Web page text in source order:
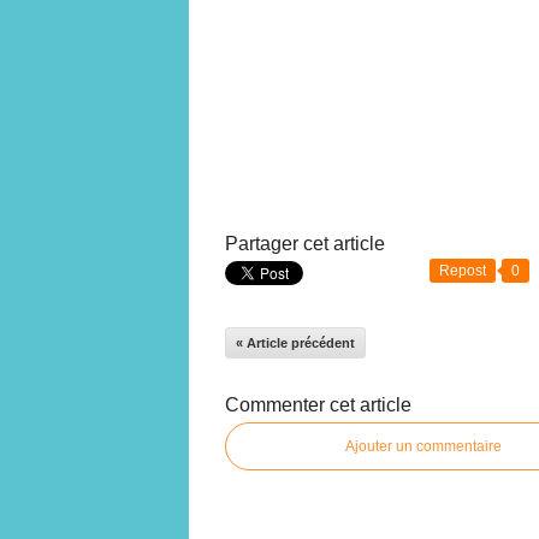
Partager cet article
Repost 0
« Article précédent
Commenter cet article
Ajouter un commentaire